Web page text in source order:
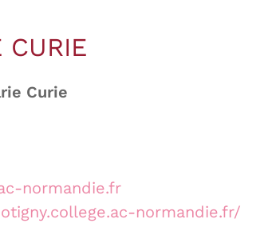
CURIE
Curie
normandie.fr
normandie.fr/